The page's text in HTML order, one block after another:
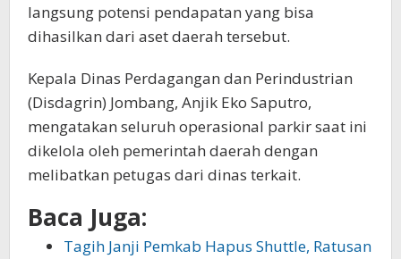
langsung potensi pendapatan yang bisa
dihasilkan dari aset daerah tersebut.
Kepala Dinas Perdagangan dan Perindustrian
(Disdagrin) Jombang, Anjik Eko Saputro,
mengatakan seluruh operasional parkir saat ini
dikelola oleh pemerintah daerah dengan
melibatkan petugas dari dinas terkait.
Baca Juga:
Tagih Janji Pemkab Hapus Shuttle, Ratusan